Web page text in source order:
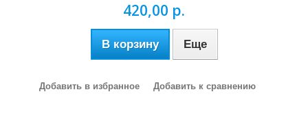
420,00 р.
В корзину Еще
Добавить в избранное Добавить к сравнению